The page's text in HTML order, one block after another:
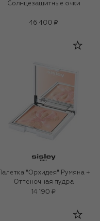
Солнцезащитные очки
46 400 ₽
Палетка "Орхидея" Румяна +
Оттеночная пудра
14 190 ₽